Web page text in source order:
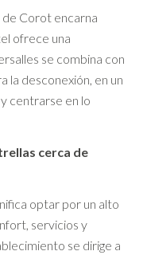
de Corot encarna
ofrece una
se combina con
la desconexión, en un
centrarse en lo
cerca de
optar por un alto
servicios y
se dirige a